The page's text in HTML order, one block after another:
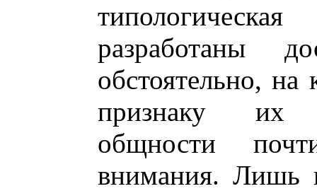
разработаны
обстоятельно,
признаку их
общности
внимания. Лишь